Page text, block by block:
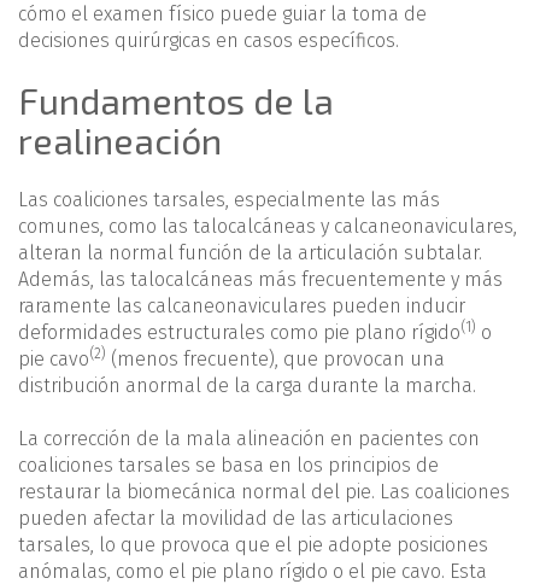
cómo el examen físico puede guiar la toma de
decisiones quirúrgicas en casos específicos.
Fundamentos de la
realineación
Las coaliciones tarsales, especialmente las más
comunes, como las talocalcáneas y calcaneonaviculares,
alteran la normal función de la articulación subtalar.
Además, las talocalcáneas más frecuentemente y más
raramente las calcaneonaviculares pueden inducir
deformidades estructurales como pie plano rígido(1) o
pie cavo(2) (menos frecuente), que provocan una
distribución anormal de la carga durante la marcha.
La corrección de la mala alineación en pacientes con
coaliciones tarsales se basa en los principios de
restaurar la biomecánica normal del pie. Las coaliciones
pueden afectar la movilidad de las articulaciones
tarsales, lo que provoca que el pie adopte posiciones
anómalas, como el pie plano rígido o el pie cavo. Esta